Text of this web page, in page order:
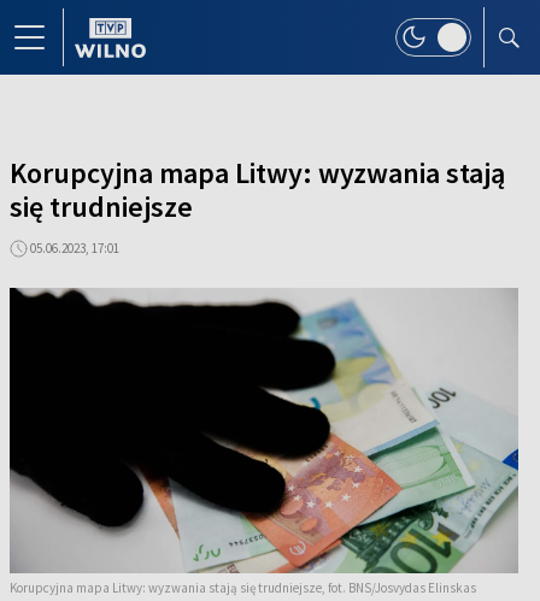
Korupcyjna mapa Litwy: wyzwania stają
się trudniejsze
05.06.2023, 17:01
Korupcyjna mapa Litwy: wyzwania stają się trudniejsze, fot. BNS/Josvydas Elinskas